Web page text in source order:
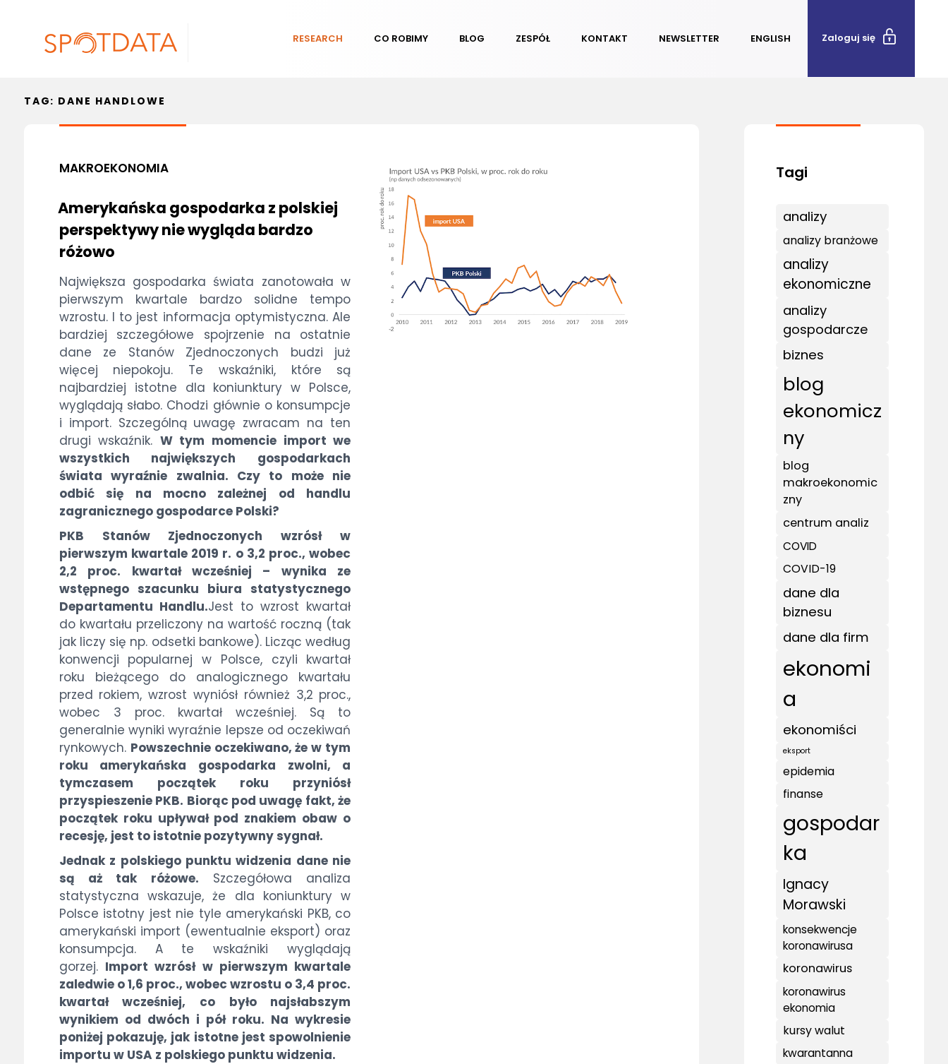
RESEARCH CO ROBIMY BLOG ZESPÓŁ KONTAKT NEWSLETTER ENGLISH Zaloguj się
TAG: DANE HANDLOWE
MAKROEKONOMIA
Amerykańska gospodarka z polskiej
perspektywy nie wygląda bardzo
różowo
Największa gospodarka świata zanotowała w
pierwszym kwartale bardzo solidne tempo
wzrostu. I to jest informacja optymistyczna. Ale
bardziej szczegółowe spojrzenie na ostatnie
dane ze Stanów Zjednoczonych budzi już
więcej niepokoju. Te wskaźniki, które są
najbardziej istotne dla koniunktury w Polsce,
wyglądają słabo. Chodzi głównie o konsumpcje
i import. Szczególną uwagę zwracam na ten
drugi wskaźnik. W tym momencie import we
wszystkich największych gospodarkach
świata wyraźnie zwalnia. Czy to może nie
odbić się na mocno zależnej od handlu
zagranicznego gospodarce Polski?
PKB Stanów Zjednoczonych wzrósł w
pierwszym kwartale 2019 r. o 3,2 proc., wobec
2,2 proc. kwartał wcześniej – wynika ze
wstępnego szacunku biura statystycznego
Departamentu Handlu.Jest to wzrost kwartał
do kwartału przeliczony na wartość roczną (tak
jak liczy się np. odsetki bankowe). Licząc według
konwencji popularnej w Polsce, czyli kwartał
roku bieżącego do analogicznego kwartału
przed rokiem, wzrost wyniósł również 3,2 proc.,
wobec 3 proc. kwartał wcześniej. Są to
generalnie wyniki wyraźnie lepsze od oczekiwań
rynkowych. Powszechnie oczekiwano, że w tym
roku amerykańska gospodarka zwolni, a
tymczasem początek roku przyniósł
przyspieszenie PKB. Biorąc pod uwagę fakt, że
początek roku upływał pod znakiem obaw o
recesję, jest to istotnie pozytywny sygnał.
Jednak z polskiego punktu widzenia dane nie
są aż tak różowe. Szczegółowa analiza
statystyczna wskazuje, że dla koniunktury w
Polsce istotny jest nie tyle amerykański PKB, co
amerykański import (ewentualnie eksport) oraz
konsumpcja. A te wskaźniki wyglądają
gorzej. Import wzrósł w pierwszym kwartale
zaledwie o 1,6 proc., wobec wzrostu o 3,4 proc.
kwartał wcześniej, co było najsłabszym
wynikiem od dwóch i pół roku. Na wykresie
poniżej pokazuję, jak istotne jest spowolnienie
importu w USA z polskiego punktu widzenia.
analizy
analizy branżowe
analizy
ekonomiczne
analizy
gospodarcze
biznes
blog
ekonomicz
ny
blog
makroekonomic
zny
centrum analiz
COVID
COVID-19
dane dla
biznesu
dane dla firm
ekonomi
a
ekonomiści
eksport
epidemia
finanse
gospodar
ka
Ignacy
Morawski
konsekwencje
koronawirusa
koronawirus
koronawirus
ekonomia
kursy walut
kwarantanna